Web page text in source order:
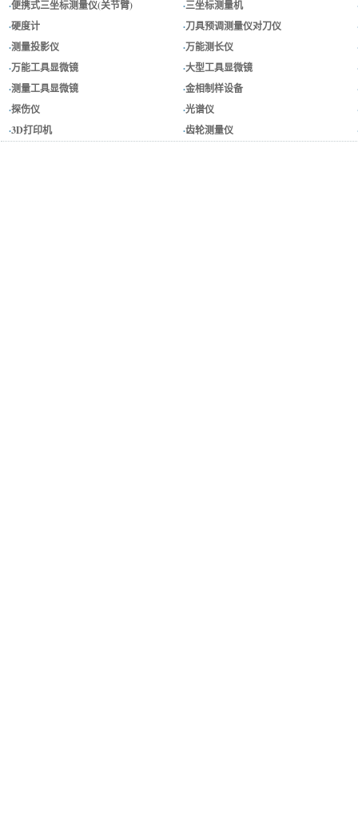
·便携式三坐标测量仪(关节臂) ·三坐标测量机
·硬度计 ·刀具预调测量仪对刀仪
·测量投影仪 ·万能测长仪
·万能工具显微镜 ·大型工具显微镜
·测量工具显微镜 ·金相制样设备
·探伤仪 ·光谱仪
·3D打印机 ·齿轮测量仪